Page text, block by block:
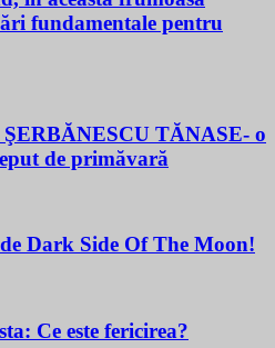
fundamentale pentru
TĂNASE- o
de primăvară
Dark Side Of The Moon!
Ce este fericirea?